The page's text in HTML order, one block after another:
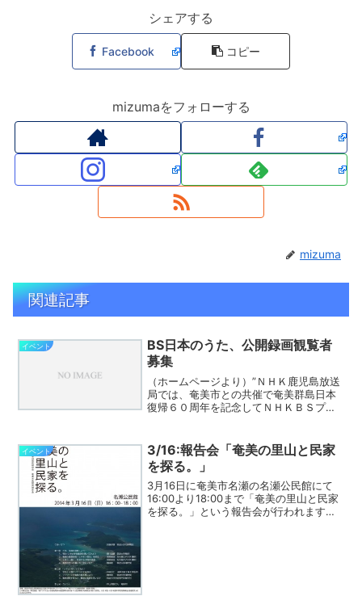
シェアする
Facebook コピー
mizumaをフォローする
mizuma
関連記事
イベント
BS日本のうた、公開録画観覧者
募集
（ホームページより）”ＮＨＫ鹿児島放送
局では、奄美市との共催で奄美群島日本
復帰６０周年を記念してＮＨＫＢＳプレ
て愛されている日本の名曲の数々を、ゲ
スト歌手の競演でお届け...
イベント
3/16:報告会「奄美の里山と民家
を探る。」
3月16日に奄美市名瀬の名瀬公民館にて
16:00より18:00まで「奄美の里山と民家
を探る。」という報告会が行われます。